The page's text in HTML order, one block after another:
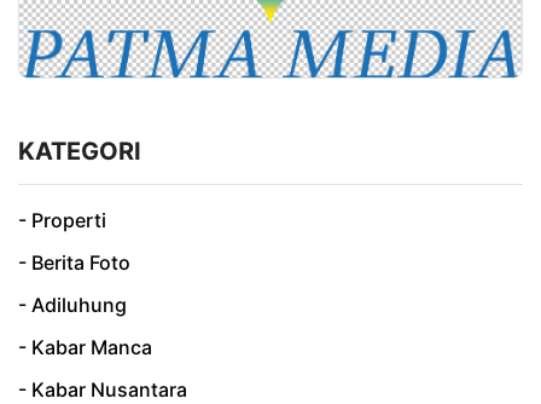
KATEGORI
- Properti
- Berita Foto
- Adiluhung
- Kabar Manca
- Kabar Nusantara